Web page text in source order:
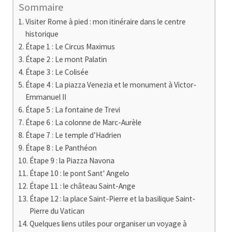
Sommaire
Visiter Rome à pied : mon itinéraire dans le centre
historique
Étape 1 : Le Circus Maximus
Étape 2 : Le mont Palatin
Étape 3 : Le Colisée
Étape 4 : La piazza Venezia et le monument à Victor-
Emmanuel II
Étape 5 : La fontaine de Trevi
Étape 6 : La colonne de Marc-Aurèle
Étape 7 : Le temple d’Hadrien
Étape 8 : Le Panthéon
Étape 9 : la Piazza Navona
Étape 10 : le pont Sant’ Angelo
Étape 11 : le château Saint-Ange
Étape 12 : la place Saint-Pierre et la basilique Saint-
Pierre du Vatican
Quelques liens utiles pour organiser un voyage à